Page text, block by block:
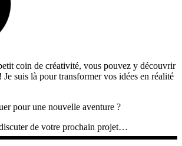
coin de créativité, vous pouvez y découvrir
Je suis là pour transformer vos idées en réalité
pour une nouvelle aventure ?
de votre prochain projet…